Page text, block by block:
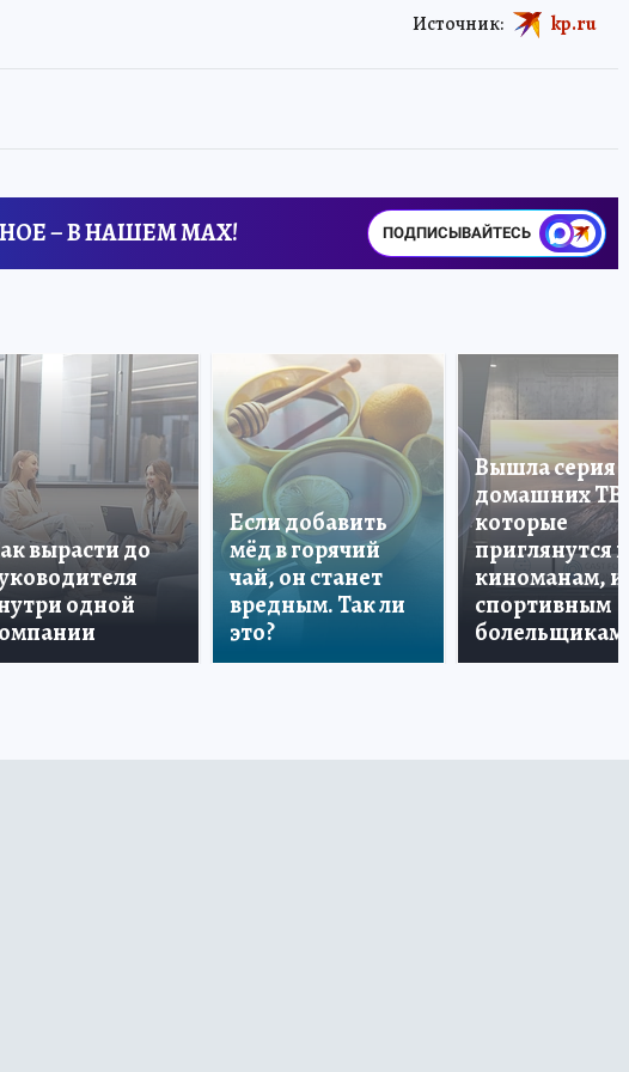
Источник: kp.ru
– В НАШЕМ MAX! ПОДПИСЫВАЙТЕСЬ
вырасти до
одной
Если добавить
мёд в горячий
чай, он станет
вредным. Так ли
это?
Вышла серия
домашних ТВ,
которые
приглянутся и
киноманам, и
спортивным
болельщикам